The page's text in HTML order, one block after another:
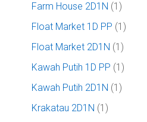
Farm House 2D1N (1)
Float Market 1D PP (1)
Float Market 2D1N (1)
Kawah Putih 1D PP (1)
Kawah Putih 2D1N (1)
Krakatau 2D1N (1)